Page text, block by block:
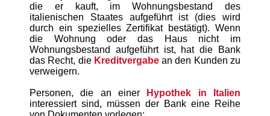
die er kauft, im Wohnungsbestand des
italienischen Staates aufgeführt ist (dies wird
durch ein spezielles Zertifikat bestätigt). Wenn
die Wohnung oder das Haus nicht im
Wohnungsbestand aufgeführt ist, hat die Bank
das Recht, die Kreditvergabean den Kunden zu
verweigern.
Personen, die an einer
Hypothek in Italien
interessiert sind, müssen der Bank eine Reihe